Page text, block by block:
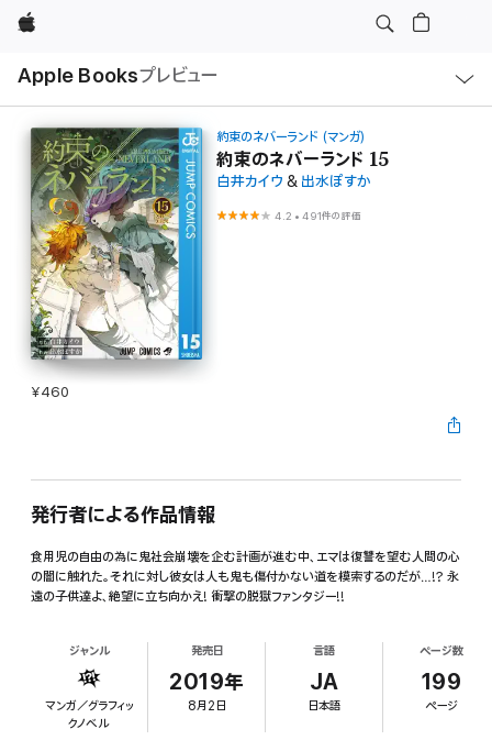
Apple
Apple Booksプレビュー
ル
約束のネバーランド (マンガ)
約束のネバーランド 15
白井カイウ & 出水ぽすか
4.2 •491件の評価
¥460
発行者による作品情報
食用児の自由の為に鬼社会崩壊を企む計画が進む中、エマは復讐を望む人間の心
の闇に触れた。それに対し彼女は人も鬼も傷付かない道を模索するのだが…!? 永
遠の子供達よ、絶望に立ち向かえ! 衝撃の脱獄ファンタジー!!
ジャンル
マンガ／グラフィッ
クノベル
発売日
2019年
8月2日
言語
JA
日本語
ページ数
199
ページ